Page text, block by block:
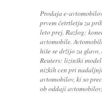
Prodaja e-
prvem četrtletju za
leto prej. Razlog:
avtomobile.
hiše se držijo za
Reuters: lizinški
nizkih cen pri
avtomobilov, ki so
ob oddaji